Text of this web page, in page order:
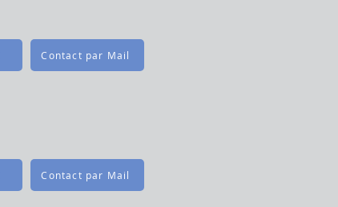
Contact par Mail
Contact par Mail